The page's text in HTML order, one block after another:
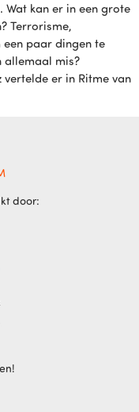
Wat kan er in een grote
Terrorisme,
paar dingen te
allemaal mis?
vertelde er in Ritme van
door: